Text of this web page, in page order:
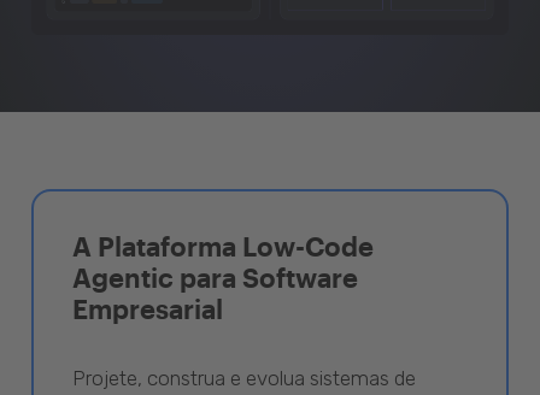
A Plataforma Low-Code
Agentic para Software
Empresarial
Projete, construa e evolua sistemas de